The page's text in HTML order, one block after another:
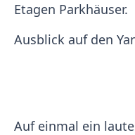
Etagen Parkhäuser.
Ausblick auf den
Auf einmal ein